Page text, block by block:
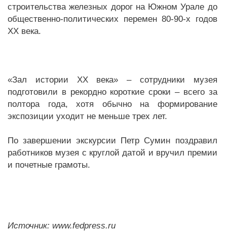
строительства железных дорог на Южном Урале до
общественно-политических перемен 80-90-х годов
ХХ века.
«Зал истории XX века» – сотрудники музея
подготовили в рекордно короткие сроки – всего за
полтора года, хотя обычно на формирование
экспозиции уходит не меньше трех лет.
По завершении экскурсии Петр Сумин поздравил
работников музея с круглой датой и вручил премии
и почетные грамоты.
Источник: www.fedpress.ru